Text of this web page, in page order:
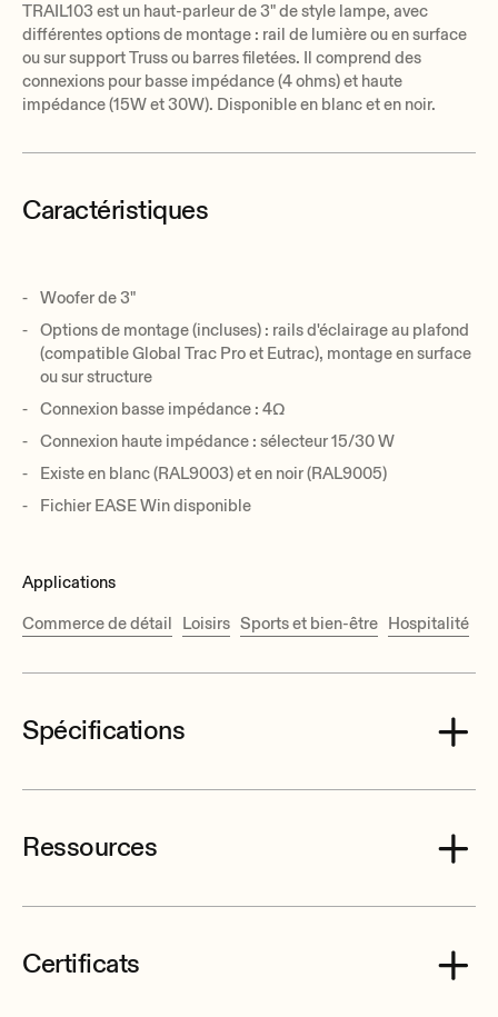
TRAIL103 est un haut-parleur de 3" de style lampe, avec
différentes options de montage : rail de lumière ou en surface
ou sur support Truss ou barres filetées. Il comprend des
connexions pour basse impédance (4 ohms) et haute
impédance (15W et 30W). Disponible en blanc et en noir.
Caractéristiques
Woofer de 3"
Options de montage (incluses) : rails d'éclairage au plafond
(compatible Global Trac Pro et Eutrac), montage en surface
ou sur structure
Connexion basse impédance : 4Ω
Connexion haute impédance : sélecteur 15/30 W
Existe en blanc (RAL9003) et en noir (RAL9005)
Fichier EASE Win disponible
Applications
Commerce de détail Loisirs Sports et bien-être Hospitalité
Spécifications
115 Hz-20 kHz (-10dB)
180°x180° (HxV)
Ressources
Certificats